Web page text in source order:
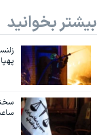
بیشتر بخوانید